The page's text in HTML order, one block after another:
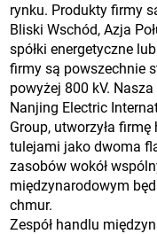
rynku. Produkty firmy
Bliski Wschód, Azja
spółki energetyczne
firmy są powszechnie
powyżej 800 kV.
Nanjing Electric
Group, utworzyła
tulejami jako dwoma
zasobów wokół
międzynarodowym
chmur.
Zespół handlu